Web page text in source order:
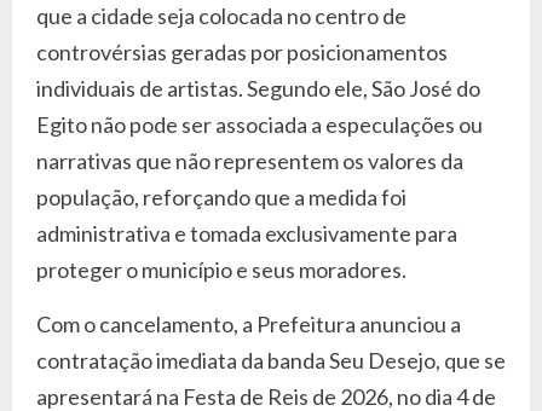
que a cidade seja colocada no centro de
controvérsias geradas por posicionamentos
individuais de artistas. Segundo ele, São José do
Egito não pode ser associada a especulações ou
narrativas que não representem os valores da
população, reforçando que a medida foi
administrativa e tomada exclusivamente para
proteger o município e seus moradores.
Com o cancelamento, a Prefeitura anunciou a
contratação imediata da banda Seu Desejo, que se
apresentará na Festa de Reis de 2026, no dia 4 de